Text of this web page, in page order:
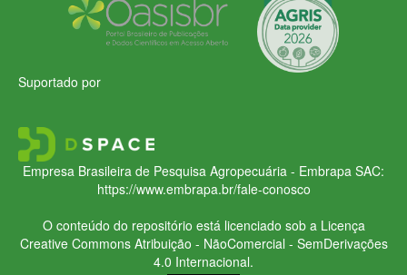
Suportado por
Empresa Brasileira de Pesquisa Agropecuária - Embrapa SAC:
https://www.embrapa.br/fale-conosco
O conteúdo do repositório está licenciado sob a Licença
Creative CommonsAtribuição - NãoComercial - SemDerivações
4.0 Internacional.